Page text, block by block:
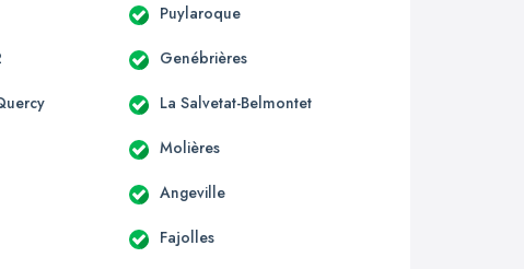
Puylaroque
Genébrières
La Salvetat-Belmontet
Molières
Angeville
Fajolles